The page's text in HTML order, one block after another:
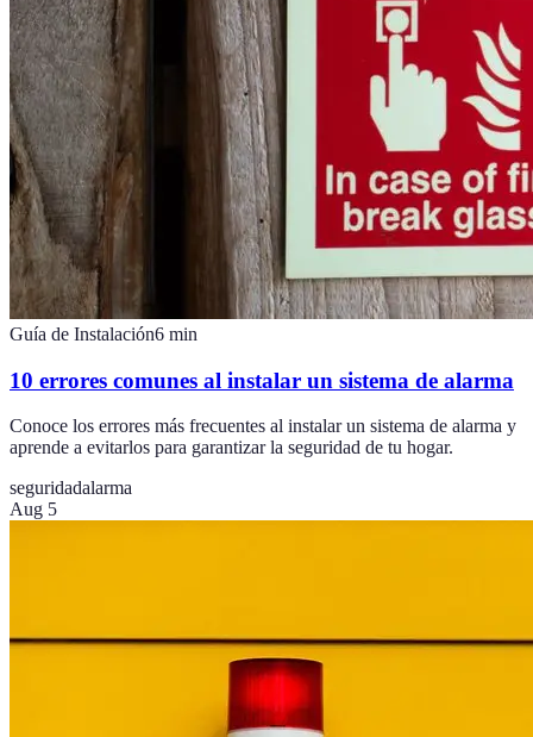
Guía de Instalación6 min
10 errores comunes al instalar un sistema de alarma
Conoce los errores más frecuentes al instalar un sistema de alarma y
aprende a evitarlos para garantizar la seguridad de tu hogar.
seguridadalarma
Aug 5